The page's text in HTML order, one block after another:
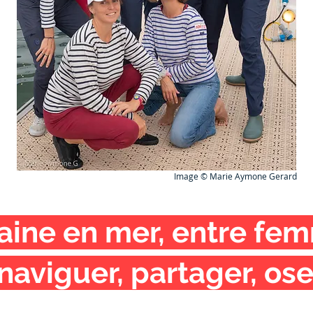
Image © Marie Aymone Gerard
en mer, entre
partager,